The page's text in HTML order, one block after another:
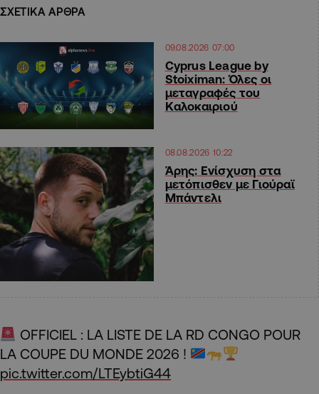
ΣΧΕΤΙΚΑ ΑΡΘΡΑ
09.08.2026 07:00
Cyprus League by
Stoiximan: Όλες οι
μεταγραφές του
Καλοκαιριού
08.08.2026 10:22
Άρης: Ενίσχυση στα
μετόπισθεν με Γιούραϊ
Μπάντελι
OFFICIEL : LA LISTE DE LA RD CONGO POUR
LA COUPE DU MONDE 2026 !
pic.twitter.com/LTEybtiG44